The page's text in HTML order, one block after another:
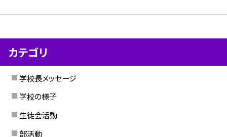
カテゴリ
学校長メッセージ
学校の様子
生徒会活動
部活動